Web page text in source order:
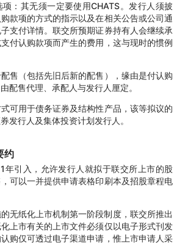
：其无须一定要使用CHATS。发行人须披
款项的方式的指示以及在相关公告或公司通
支付详情。联交所预期证券持有人会继续承
付认购款项而产生的费用，这与现时的惯例
售（包括先旧后新的配售），缘由是付认购
配售代理、承配人与发行人厘定。
可用于债务证券及结构性产品，该等拟议的
发行人及集体投资计划发行人。
约
年引入，允许发行人就拟于联交所上市的股
可以一并提供申请表格印刷本及招股章程电
无纸化上市机制第一阶段制度，联交所推出
上市有关的上市文件必须仅以电子形式刊发
购仅可透过电子渠道申请，惟上市申请人采